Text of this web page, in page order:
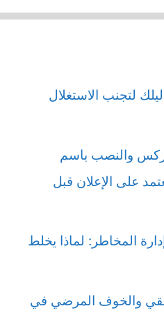
الغردقة 2026: دليلك لتجنب الاستغلال
والنصب باسم
على الإعلان قبل
المخاطر: لماذا يخلط
والخوف المرضي في